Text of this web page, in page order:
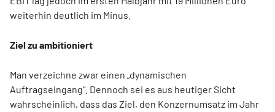
weiterhin deutlich im Minus.
Ziel zu ambitioniert
Man verzeichne zwar einen „dynamischen
Auftragseingang“. Dennoch sei es aus heutiger Sicht
wahrscheinlich, dass das Ziel, den Konzernumsatz im Jahr